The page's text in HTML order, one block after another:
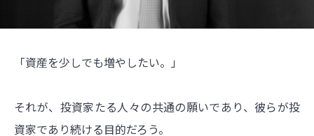
「資産を少しでも増やしたい。」
それが、投資家たる人々の共通の願いであり、彼らが投
資家であり続ける目的だろう。